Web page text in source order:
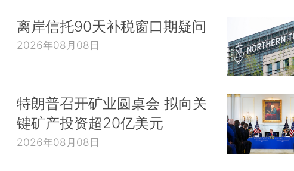
离岸信托90天补税窗口期疑问
2026年08月08日
特朗普召开矿业圆桌会 拟向关
键矿产投资超20亿美元
2026年08月08日